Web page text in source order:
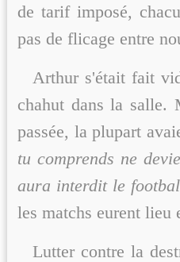
de tarif imposé,
pas de flicage entre
Arthur s'était fait
chahut dans la salle.
passée, la plupart
tu comprends ne
aura interdit le
les matchs eurent lieu
Lutter contre la